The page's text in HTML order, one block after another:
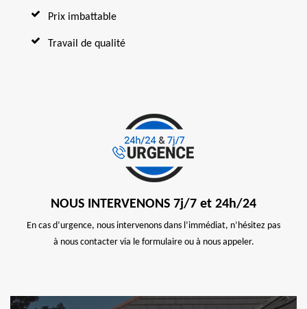
Prix imbattable
Travail de qualité
NOUS INTERVENONS 7j/7 et 24h/24
En cas d’urgence, nous intervenons dans l’immédiat, n’hésitez pas
à nous contacter via le formulaire ou à nous appeler.